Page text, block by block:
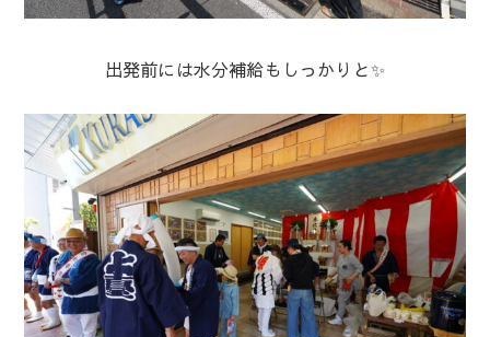
出発前には水分補給もしっかりと✨